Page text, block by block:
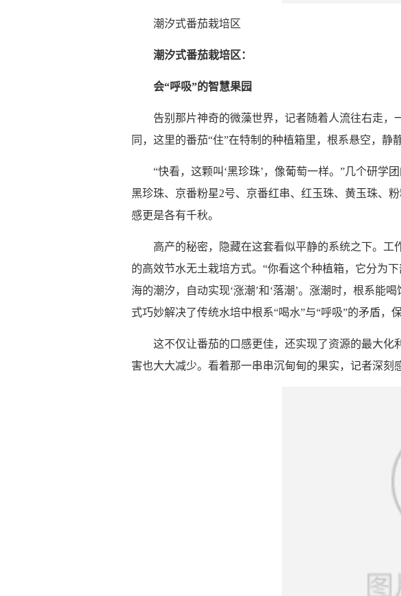
潮汐式番茄栽培区
潮汐式番茄栽培区：
会“呼吸”的智慧果园
告别那片神奇的微藻世界，记者随着人流往右走
同，这里的番茄“住”在特制的种植箱里，根系悬空，静
“快看，这颗叫‘黑珍珠’，像葡萄一样。”几个研学
黑珍珠、京番粉星2号、京番红串、红玉珠、黄玉珠、
感更是各有千秋。
高产的秘密，隐藏在这套看似平静的系统之下。
的高效节水无土栽培方式。“你看这个种植箱，它分为
海的潮汐，自动实现‘涨潮’和‘落潮’。涨潮时，根系能
式巧妙解决了传统水培中根系“喝水”与“呼吸”的矛盾，
这不仅让番茄的口感更佳，还实现了资源的最大
害也大大减少。看着那一串串沉甸甸的果实，记者深刻